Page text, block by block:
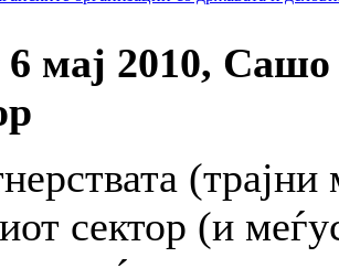
6 мај 2010,
сектор (и